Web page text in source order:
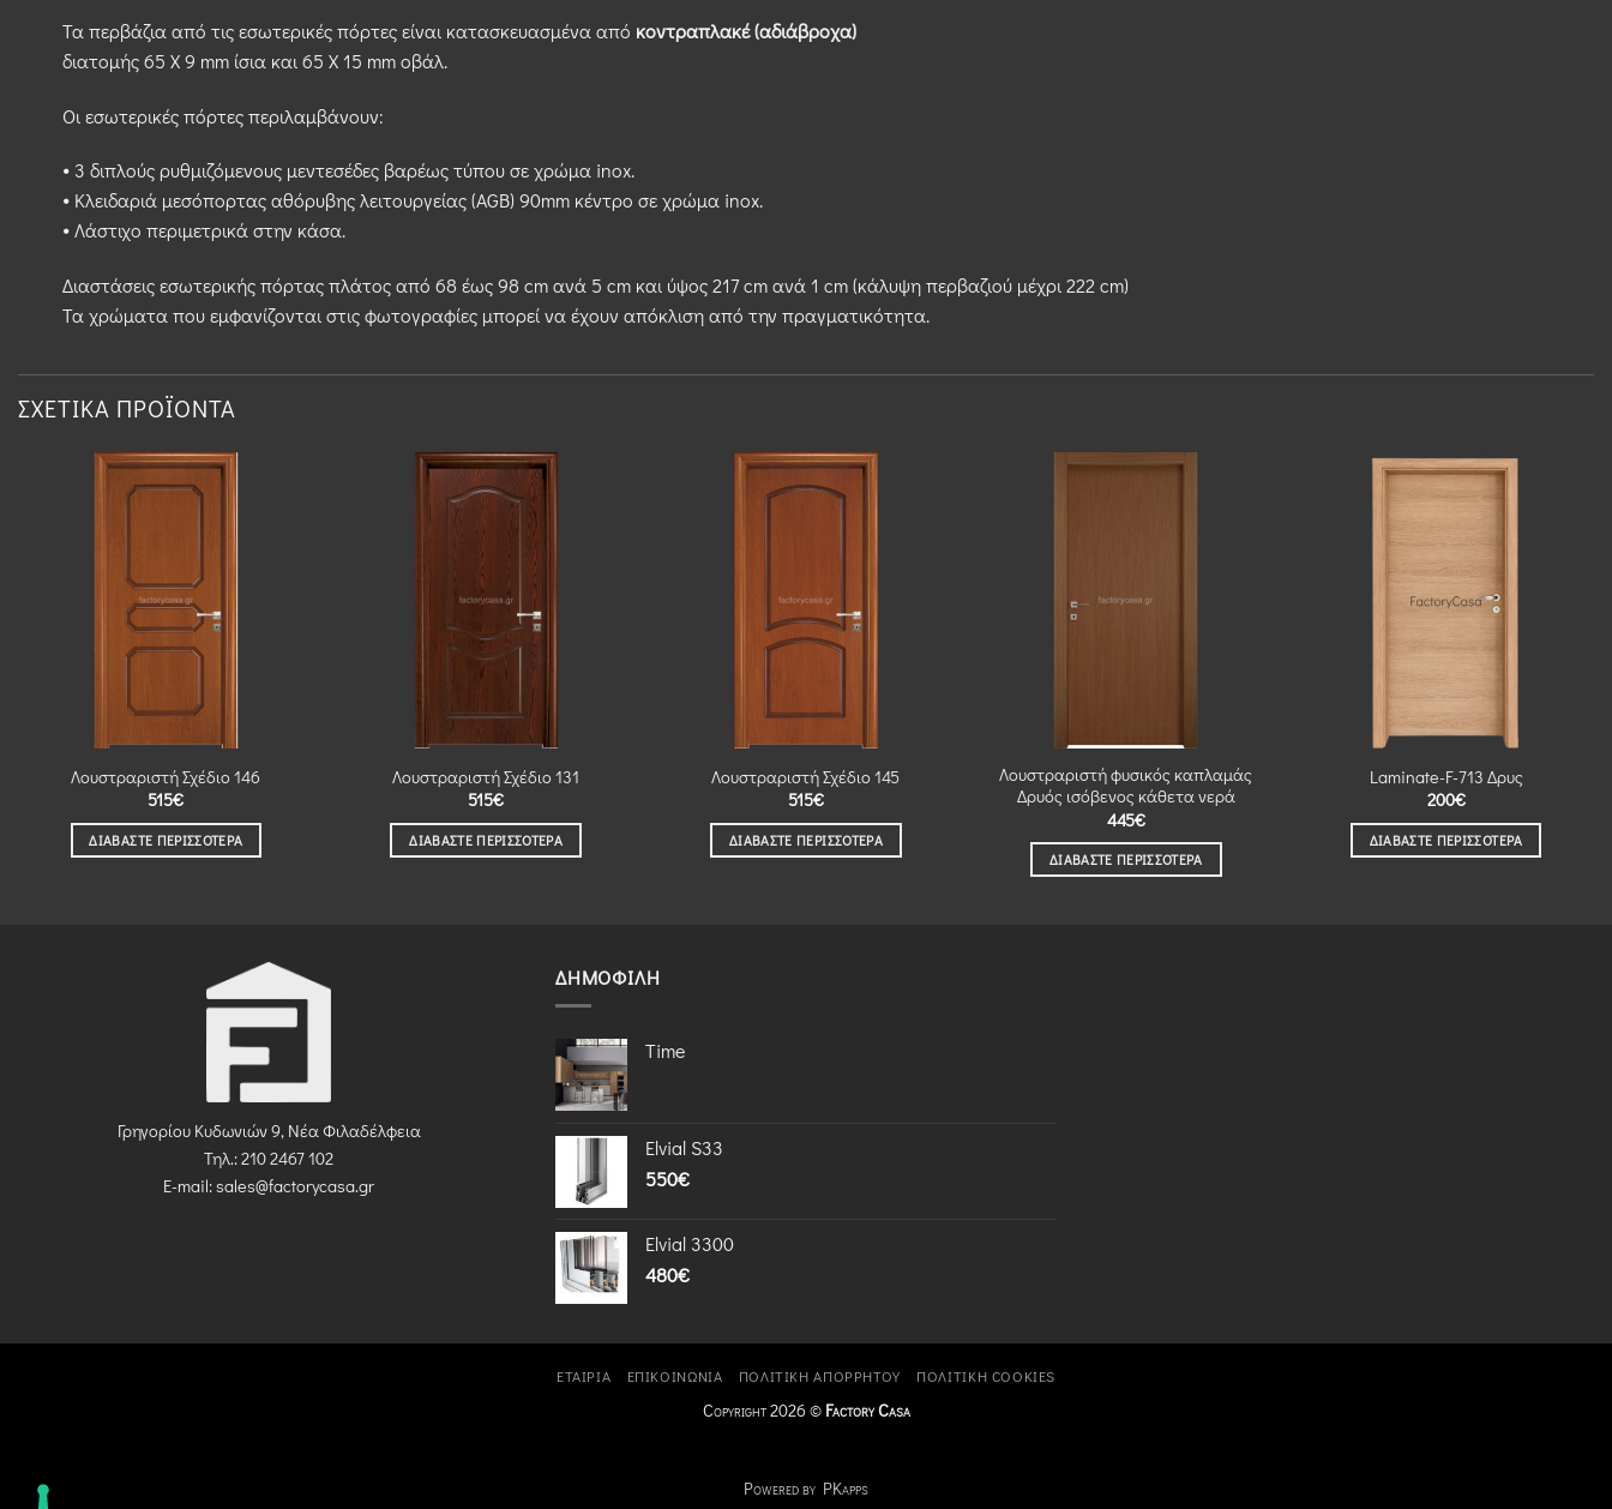
Τα περβάζια από τις εσωτερικές πόρτες είναι κατασκευασμένα από κοντραπλακέ (αδιάβροχα)
διατομής 65 Χ 9 mm ίσια και 65 Χ 15 mm οβάλ.
Οι εσωτερικές πόρτες περιλαμβάνουν:
⦁ 3 διπλούς ρυθμιζόμενους μεντεσέδες βαρέως τύπου σε χρώμα inox.
⦁ Κλειδαριά μεσόπορτας αθόρυβης λειτουργείας (AGB) 90mm κέντρο σε χρώμα inox.
⦁ Λάστιχο περιμετρικά στην κάσα.
Διαστάσεις εσωτερικής πόρτας πλάτος από 68 έως 98 cm ανά 5 cm και ύψος 217 cm ανά 1 cm (κάλυψη περβαζιού μέχρι 222 cm)
Τα χρώματα που εμφανίζονται στις φωτογραφίες μπορεί να έχουν απόκλιση από την πραγματικότητα.
ΣΧΕΤΙΚΆ ΠΡΟΪΌΝΤΑ
Λουστραριστή Σχέδιο 146
515€
ΔΙΑΒΆΣΤΕ ΠΕΡΙΣΣΌΤΕΡΑ
Λουστραριστή Σχέδιο 131
515€
ΔΙΑΒΆΣΤΕ ΠΕΡΙΣΣΌΤΕΡΑ
Λουστραριστή Σχέδιο 145
515€
ΔΙΑΒΆΣΤΕ ΠΕΡΙΣΣΌΤΕΡΑ
Λουστραριστή φυσικός καπλαμάς
Δρυός ισόβενος κάθετα νερά
445€
ΔΙΑΒΆΣΤΕ ΠΕΡΙΣΣΌΤΕΡΑ
Laminate-F-713 Δρυς
200€
ΔΙΑΒΆΣΤΕ ΠΕΡΙΣΣΌΤΕΡΑ
Γρηγορίου Κυδωνιών 9, Νέα Φιλαδέλφεια
Τηλ.: 210 2467 102
E-mail:sales@factorycasa.gr
ΔΗΜΟΦΙΛΉ
Time
Elvial S33
550€
Elvial 3300
480€
ΕΤΑΙΡΊΑ ΕΠΙΚΟΙΝΩΝΊΑ ΠΟΛΙΤΙΚΉ ΑΠΟΡΡΉΤΟΥ ΠΟΛΙΤΙΚΉ COOKIES
Copyright 2026 © Factory Casa
Powered by PKapps